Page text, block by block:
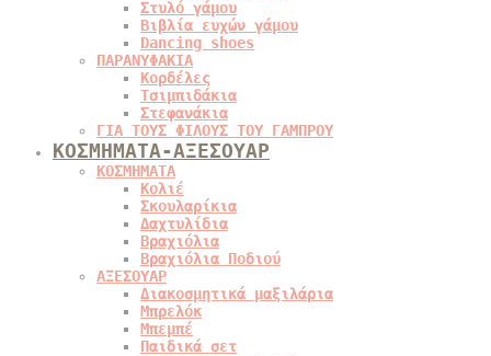
Στυλό γάμου
Βιβλία ευχών γάμου
Dancing shoes
ΠΑΡΑΝΥΦΑΚΙΑ
Κορδέλες
Τσιμπιδάκια
Στεφανάκια
ΓΙΑ ΤΟΥΣ ΦΙΛΟΥΣ ΤΟΥ ΓΑΜΠΡΟΥ
ΚΟΣΜΗΜΑΤΑ-ΑΞΕΣΟΥΑΡ
ΚΟΣΜΗΜΑΤΑ
Κολιέ
Σκουλαρίκια
Δαχτυλίδια
Βραχιόλια
Βραχιόλια Ποδιού
ΑΞΕΣΟΥΑΡ
Διακοσμητικά μαξιλάρια
Μπρελόκ
Μπεμπέ
Παιδικά σετ